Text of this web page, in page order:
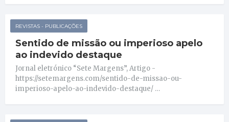
REVISTAS - PUBLICAÇÕES
Sentido de missão ou imperioso apelo
ao indevido destaque
Jornal eletrónico “Sete Margens”, Artigo -
https://setemargens.com/sentido-de-missao-ou-
imperioso-apelo-ao-indevido-destaque/ …